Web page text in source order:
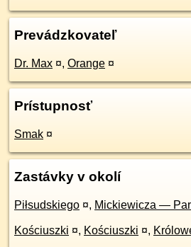
Prevádzkovateľ
Dr. Max ¤, Orange ¤
Prístupnosť
Smak ¤
Zastávky v okolí
Piłsudskiego ¤, Mickiewicza —
Kościuszki ¤, Kościuszki ¤,